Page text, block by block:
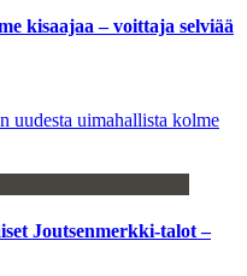
kisaajaa – voittaja selviää
uudesta uimahallista kolme
Joutsenmerkki-talot –